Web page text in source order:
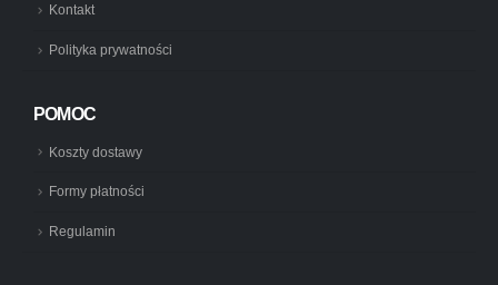
Kontakt
Polityka prywatności
POMOC
Koszty dostawy
Formy płatności
Regulamin